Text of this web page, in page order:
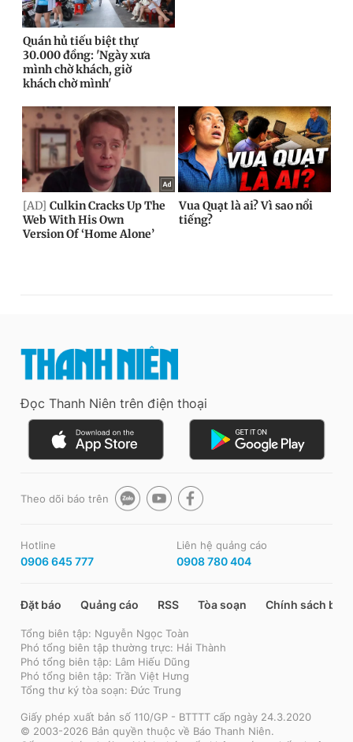
Đọc Thanh Niên trên điện thoại
Theo dõi báo trên
Hotline
0906 645 777
Liên hệ quảng cáo
0908 780 404
Đặt báo Quảng cáo RSS Tòa soạn Chính sách bảo
Tổng biên tập: Nguyễn Ngọc Toàn
Phó tổng biên tập thường trực: Hải Thành
Phó tổng biên tập: Lâm Hiếu Dũng
Phó tổng biên tập: Trần Việt Hưng
Tổng thư ký tòa soạn: Đức Trung
Giấy phép xuất bản số 110/GP - BTTTT cấp ngày 24.3.2020
© 2003-2026 Bản quyền thuộc về Báo Thanh Niên.